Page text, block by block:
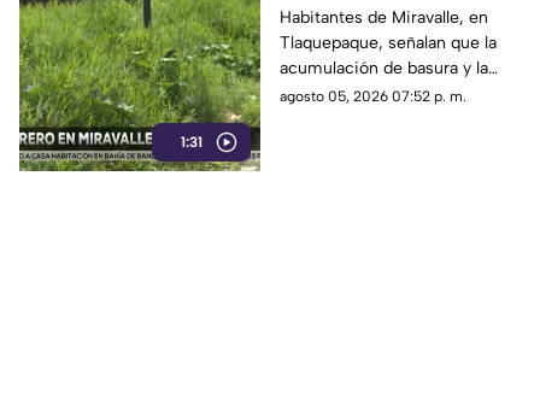
1:31
clandestino y falta de
seguridad vial en la
colonia
Habitantes de Miravalle, en
Tlaquepaque, señalan que la
acumulación de basura y la
falta de infraestructura vial
agosto 05, 2026 07:52 p. m.